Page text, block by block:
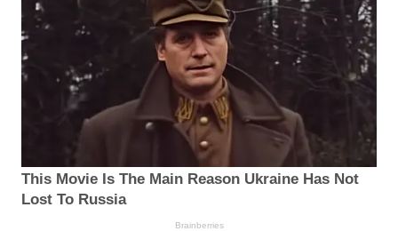
This Movie Is The Main Reason Ukraine Has Not
Lost To Russia
Brainberries